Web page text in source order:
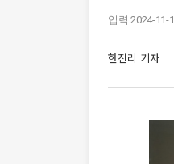
입력 2024-11-
한진리 기자